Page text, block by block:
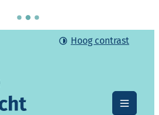
Hoog contrast
Kruibeke-Zwijndrecht
Menu